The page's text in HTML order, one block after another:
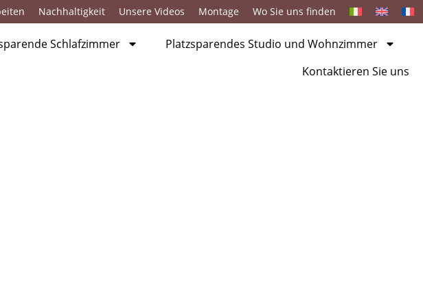
Nachhaltigkeit Unsere Videos Montage Wo Sie uns finden
Schlafzimmer
Platzsparendes Studio und Wohnzimmer
Kontaktieren Sie uns